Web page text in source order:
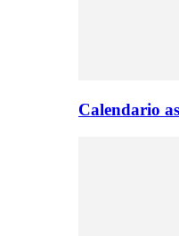
Calendario